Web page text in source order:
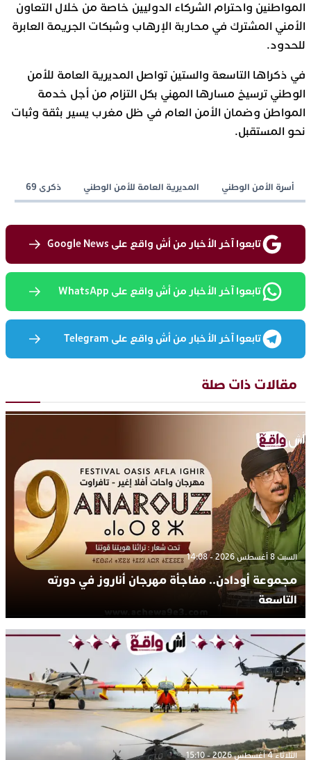
المواطنين واحترام الشركاء الدوليين خاصة من خلال التعاون
الأمني المشترك في محاربة الإرهاب وشبكات الجريمة العابرة
للحدود.
في ذكراها التاسعة والستين تواصل المديرية العامة للأمن
الوطني ترسيخ مسارها المهني بكل التزام من أجل خدمة
المواطن وضمان الأمن العام في ظل مغرب يسير بثقة وثبات
نحو المستقبل.
أسرة الأمن الوطني المديرية العامة للأمن الوطني ذكرى 69
تابعوا آخر الأخبار من أش واقع على Google News
تابعوا آخر الأخبار من أش واقع على WhatsApp
تابعوا آخر الأخبار من أش واقع على Telegram
مقالات ذات صلة
السبت 8 أغسطس 2026 - 14:08
مجموعة أودادن.. مفاجأة مهرجان أناروز في دورته
التاسعة
الثلاثاء 4 أغسطس 2026 - 15:10